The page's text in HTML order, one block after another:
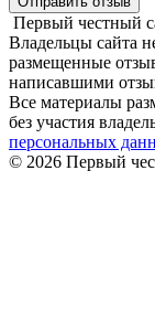
Первый честный
Владельцы сайта
размещенные
написавшими
Все материалы
без участия
персональных
© 2026 Первый